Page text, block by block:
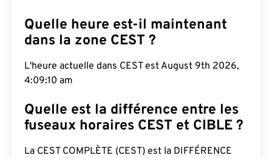
Quelle heure est-il maintenant
dans la zone CEST ?
L'heure actuelle dans CEST est August 9th 2026,
4:09:11 am
Quelle est la différence entre les
fuseaux horaires CEST et CIBLE ?
La CEST COMPLÈTE (CEST) est la DIFFÉRENCE